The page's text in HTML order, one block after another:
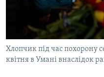
Хлопчик під час похорону
квітня в Умані внаслідок